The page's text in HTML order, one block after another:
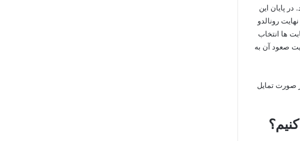
تیم منتخب جام جهانی 1998 شناخته شود. در پایان این
رونالدو
‌ها انتخاب
صعود آن به
صورت تمایل